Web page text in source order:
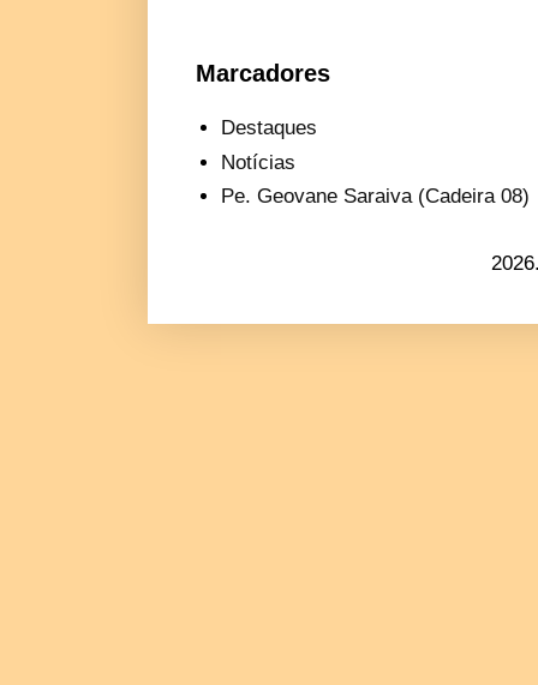
Marcadores
Destaques
Notícias
Pe. Geovane Saraiva (Cadeira 08)